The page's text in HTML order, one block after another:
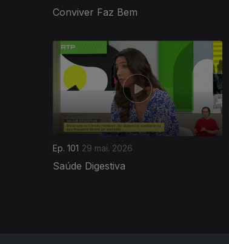
Conviver Faz Bem
Ep. 101 29 mai. 2026
Saúde Digestiva
931671